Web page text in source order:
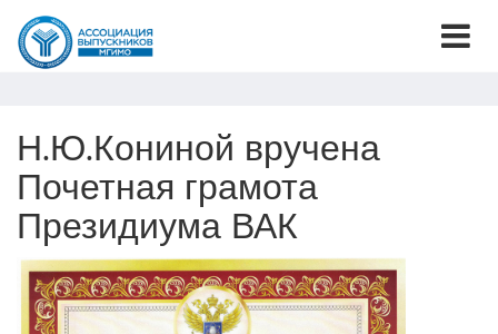
Н.Ю.Кониной вручена
Почетная грамота
Президиума ВАК